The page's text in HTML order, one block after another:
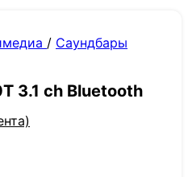
/ Саундбары
3.1 ch Bluetooth